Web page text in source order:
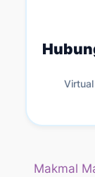
Makmal